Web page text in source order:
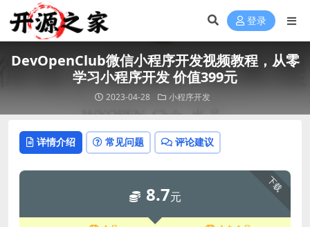
登录
DevOpenClub微信小程序开发视频教程，从零
学习小程序开发 价值399元
2023-04-28 小程序开发
详情介绍 常见问题 评论建议
下载
8.7元